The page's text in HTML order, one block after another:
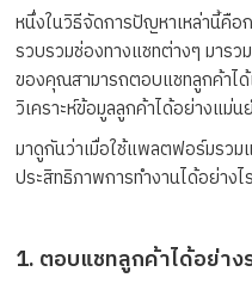
หนึ่งในวิธีจัดการปัญหาเหล่านี้คื
รวบรวมช่องทางแชทต่างๆ มาร
ของคุณสามารถตอบแชทลูกค้าได้
วิเคราะห์ข้อมูลลูกค้าได้อย่างแม่น
มาดูกันว่าเมื่อใช้แพลตฟอร์มรว
ประสิทธิภาพการทำงานได้อย่างไ
1. ตอบแชทลูกค้าได้อย่าง